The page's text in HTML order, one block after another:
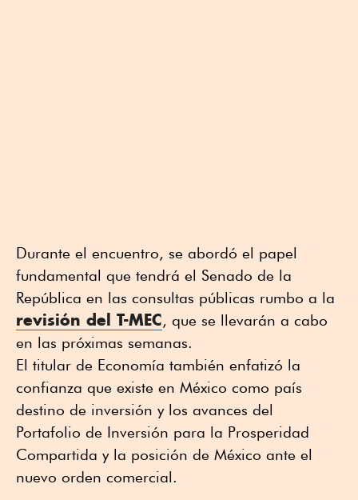
Durante el encuentro, se abordó el papel
fundamental que tendrá el Senado de la
República en las consultas públicas rumbo a la
revisión del T-MEC, que se llevarán a cabo
en las próximas semanas.
El titular de Economía también enfatizó la
confianza que existe en México como país
destino de inversión y los avances del
Portafolio de Inversión para la Prosperidad
Compartida y la posición de México ante el
nuevo orden comercial.